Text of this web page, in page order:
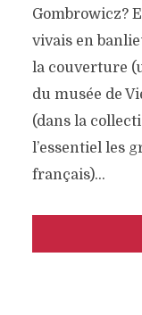
Gombrowicz?
vivais en
la couverture
du musée de
(dans la
l’essentiel les
français)...